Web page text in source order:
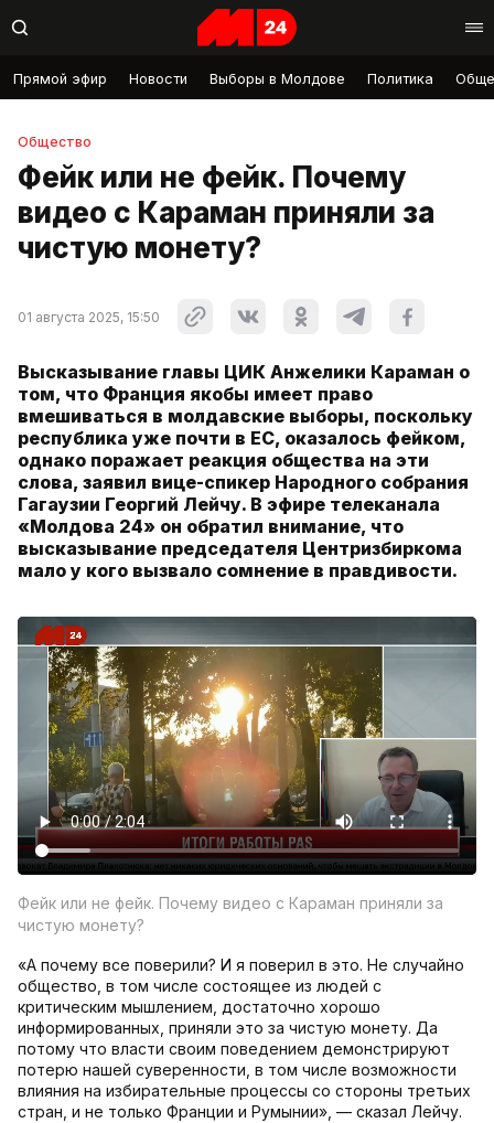
Прямой эфир Новости Выборы в Молдове Политика
Общество
Фейк или не фейк. Почему
видео с Караман приняли за
чистую монету?
01 августа 2025, 15:50
Высказывание главы ЦИК Анжелики Караман о
том, что Франция якобы имеет право
вмешиваться в молдавские выборы, поскольку
республика уже почти в ЕС, оказалось фейком,
однако поражает реакция общества на эти
слова, заявил вице-спикер Народного собрания
Гагаузии Георгий Лейчу. В эфире телеканала
«Молдова 24» он обратил внимание, что
высказывание председателя Центризбиркома
мало у кого вызвало сомнение в правдивости.
Фейк или не фейк. Почему видео с Караман приняли за
чистую монету?
«А почему все поверили? И я поверил в это. Не случайно
общество, в том числе состоящее из людей с
критическим мышлением, достаточно хорошо
информированных, приняли это за чистую монету. Да
потому что власти своим поведением демонстрируют
потерю нашей суверенности, в том числе возможности
влияния на избирательные процессы со стороны третьих
стран, и не только Франции и Румынии», — сказал Лейчу.